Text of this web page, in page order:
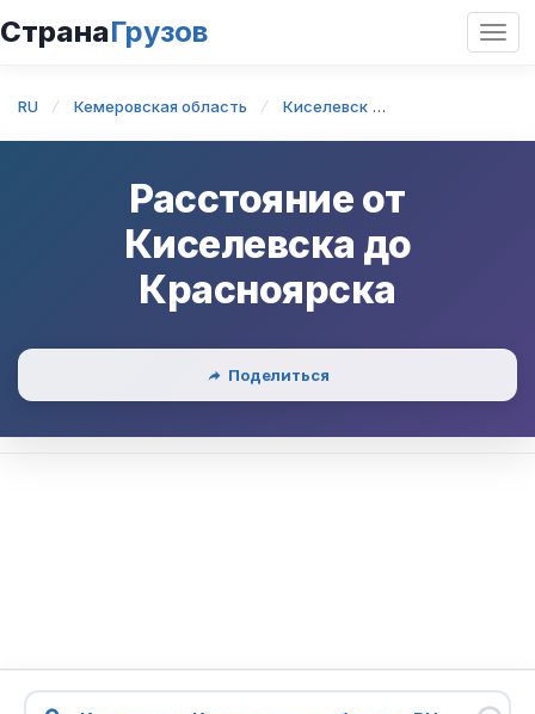
СтранаГрузов
RU Кемеровская область Киселевск
Расстояние от
Киселевска до
Красноярска
Поделиться